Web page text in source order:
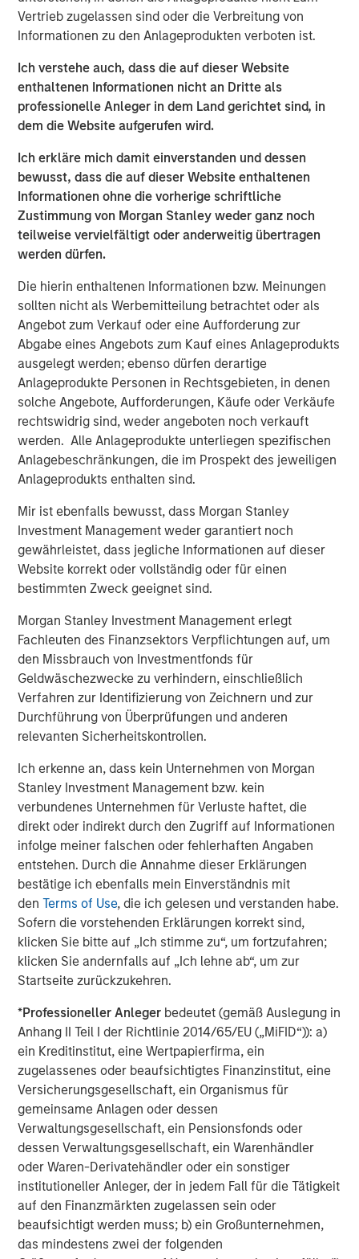
Vertrieb zugelassen sind oder die Verbreitung von
Informationen zu den Anlageprodukten verboten ist.
Ich verstehe auch, dass die auf dieser Website
enthaltenen Informationen nicht an Dritte als
professionelle Anleger in dem Land gerichtet sind, in
dem die Website aufgerufen wird.
Ich erkläre mich damit einverstanden und dessen
bewusst, dass die auf dieser Website enthaltenen
Informationen ohne die vorherige schriftliche
Zustimmung von Morgan Stanley weder ganz noch
teilweise vervielfältigt oder anderweitig übertragen
werden dürfen.
Die hierin enthaltenen Informationen bzw. Meinungen
sollten nicht als Werbemitteilung betrachtet oder als
Angebot zum Verkauf oder eine Aufforderung zur
Abgabe eines Angebots zum Kauf eines Anlageprodukts
ausgelegt werden; ebenso dürfen derartige
Anlageprodukte Personen in Rechtsgebieten, in denen
solche Angebote, Aufforderungen, Käufe oder Verkäufe
rechtswidrig sind, weder angeboten noch verkauft
werden. Alle Anlageprodukte unterliegen spezifischen
Anlagebeschränkungen, die im Prospekt des jeweiligen
Anlageprodukts enthalten sind.
Mir ist ebenfalls bewusst, dass Morgan Stanley
Investment Management weder garantiert noch
gewährleistet, dass jegliche Informationen auf dieser
Website korrekt oder vollständig oder für einen
bestimmten Zweck geeignet sind.
Morgan Stanley Investment Management erlegt
Fachleuten des Finanzsektors Verpflichtungen auf, um
den Missbrauch von Investmentfonds für
Geldwäschezwecke zu verhindern, einschließlich
Verfahren zur Identifizierung von Zeichnern und zur
Durchführung von Überprüfungen und anderen
relevanten Sicherheitskontrollen.
Ich erkenne an, dass kein Unternehmen von Morgan
Stanley Investment Management bzw. kein
verbundenes Unternehmen für Verluste haftet, die
direkt oder indirekt durch den Zugriff auf Informationen
infolge meiner falschen oder fehlerhaften Angaben
entstehen. Durch die Annahme dieser Erklärungen
bestätige ich ebenfalls mein Einverständnis mit
denTerms of Use, die ich gelesen und verstanden habe.
Sofern die vorstehenden Erklärungen korrekt sind,
klicken Sie bitte auf „Ich stimme zu“, um fortzufahren;
klicken Sie andernfalls auf „Ich lehne ab“, um zur
Startseite zurückzukehren.
*Professioneller Anleger bedeutet (gemäß Auslegung in
Anhang II Teil I der Richtlinie 2014/65/EU („MiFID“)): a)
ein Kreditinstitut, eine Wertpapierfirma, ein
zugelassenes oder beaufsichtigtes Finanzinstitut, eine
Versicherungsgesellschaft, ein Organismus für
gemeinsame Anlagen oder dessen
Verwaltungsgesellschaft, ein Pensionsfonds oder
dessen Verwaltungsgesellschaft, ein Warenhändler
oder Waren-Derivatehändler oder ein sonstiger
institutioneller Anleger, der in jedem Fall für die Tätigkeit
auf den Finanzmärkten zugelassen sein oder
beaufsichtigt werden muss; b) ein Großunternehmen,
das mindestens zwei der folgenden
growth by investing in faster growing market segments in
our core businesses. In addition, we expect this news will
energize our sales force and be attractive to potential
new sales talent.”
Spinal Kinetics manufactures and distributes the M6-C
cervical and M6-L lumbar artificial discs for patients
suffering from degenerative disc disease (DDD) of the
spine. These unique discs are designed to mimic the
anatomic structure of a natural disc by incorporating an
artificial visco-elastic nucleus and fiber annulus. This
allows for six degrees of motion, similar to a natural disc.
“Artificial disc replacement is increasingly being
indicated as the superior surgical solution to the
traditional spinal fusion because it maintains normal
motion of the spine and in many cases lessens the
chance of future surgery. However, the designs of the
first-generation artificial discs, much like total hip
replacement, were based on the ball-and-socket concept
which does not take into account the natural
compression of the native disc,” said Dr. Richard D. Guyer,
orthopedic spine surgeon and Chairman of the Texas
Back Institute Research Foundation in Dallas and an
investigator in the “Restore” U.S. clinical trial sponsored
by Spinal Kinetics. “The M6 disc is designed out of
including axial compression, flexion-extension, lateral
bending, translation and axial rotation in order to provide
patients with a more natural range of motion.”
The M6 artificial discs currently have CE Mark approval
international geographies. They are not available for
commercial distribution in the U.S. Spinal Kinetics has
submitted a PMA to the U.S. Food and Drug Administration
in order to gain U.S. market approval for the M6-C cervical
disc to treat single level cervical DDD. Internationally,
there have been more than 54,000 implants of the M6-C
and M6-L since the products were first launched in 2006.
“We look forward to becoming a part of the Orthofix
team,” said Tom Afzal, President and CEO of Spinal
Kinetics. “Joining forces gives us the opportunity to bring
together Spinal Kinetics’ proven innovative technology
with Orthofix’s regulatory, market development,
distribution and commercial expertise as we work to
broaden the availability of these devices and ultimately
prepare for U.S. commercialization.”
Orthofix estimates the artificial disc market in 2017 to be
over $325 million worldwide and $200 million in the U.S.,
with double-digit growth expected for many years. Also,
addition of the M6 disc to the Orthofix spine fixation
portfolio will generate pull-through revenue of other
Orthofix products and position the company for market
share gains in the $5.4 billion U.S. spine hardware market.
The transaction is anticipated to close in the second
quarter of 2018, subject to customary closing conditions.
Orthofix expects the acquisition to not only add revenue
in 2018, but also increase its organic revenue growth rate
in 2019 and beyond. The company also expects the deal
to be slightly accretive to the Company’s non-GAAP
diluted earnings per share and adjusted EBITDA within 12
months of PMA approval in the U.S. and further accretive